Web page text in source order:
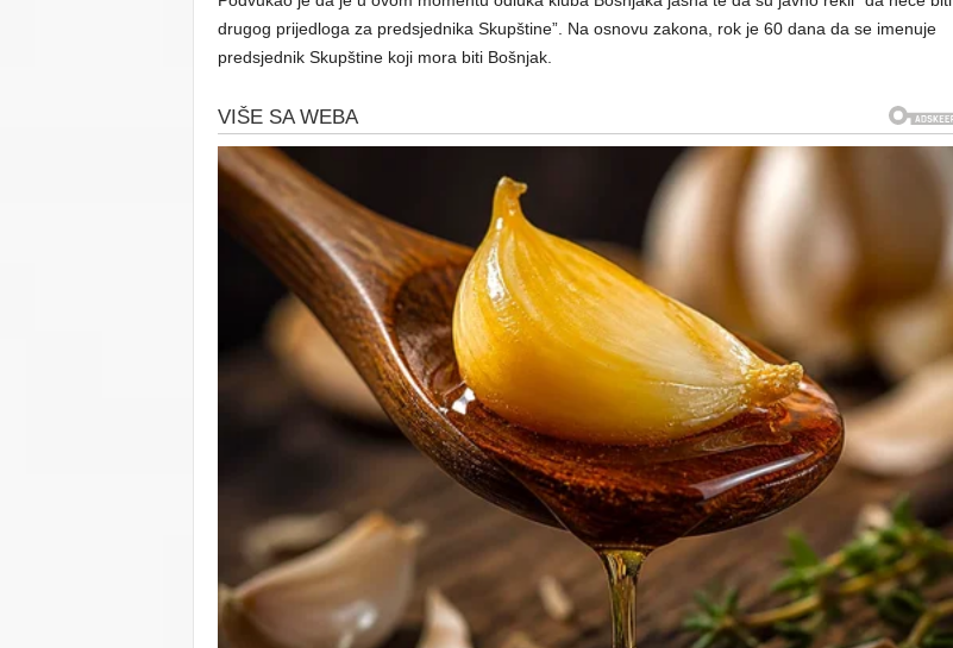
drugog prijedloga za predsjednika Skupštine”. Na osnovu zakona, rok je 60 dana da se imenuje
predsjednik Skupštine koji mora biti Bošnjak.